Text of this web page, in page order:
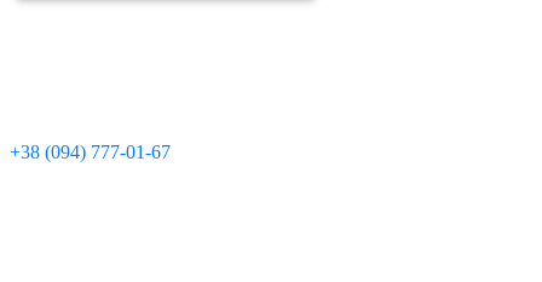
+38 (094) 777-01-67